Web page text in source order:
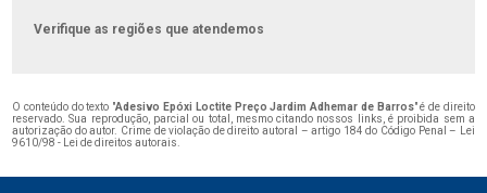
Verifique as regiões que atendemos
O conteúdo do texto "Adesivo Epóxi Loctite Preço Jardim Adhemar de Barros" é de direito
reservado. Sua reprodução, parcial ou total, mesmo citando nossos links, é proibida sem a
autorização do autor. Crime de violação de direito autoral – artigo 184 do Código Penal – Lei
9610/98 - Lei de direitos autorais.